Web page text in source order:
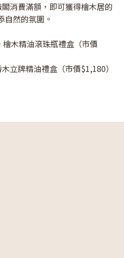
消費滿額，即可獲得檜木居的
自然的氛圍。
木精油滾珠瓶禮盒（市價
立牌精油禮盒（市價$1,180）